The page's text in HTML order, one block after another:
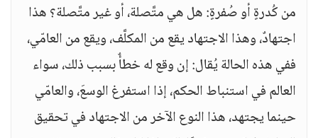
من كُدرةٍ أو صُفرةٍ: هل هي متَّصلة، أو غير متَّصلة؟ هذا
اجتهادٌ، وهذا الاجتهاد يقع من المكلَّف، ويقع من العامّي،
ففي هذه الحالة يُقال: إن وقع له خطأٌ بسبب ذلك، سواء
العالم في استنباط الحكم، إذا استفرغ الوسعَ، والعامّي
حينما يجتهد، هذا النوع الآخر من الاجتهاد في تحقيق